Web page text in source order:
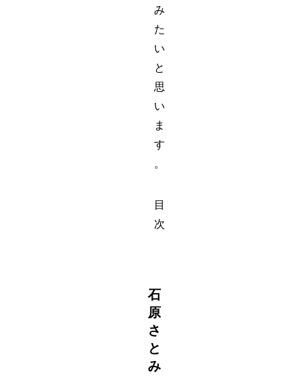
み
た
い
と
思
い
ま
す
。
目
次
石
原
さ
と
み